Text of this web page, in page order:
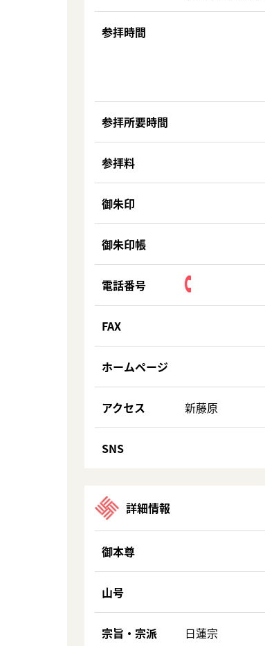
参拝時間
参拝所要時間
参拝料
御朱印
御朱印帳
電話番号
FAX
ホームページ
アクセス 新藤原
SNS
詳細情報
御本尊
山号
宗旨・宗派 日蓮宗